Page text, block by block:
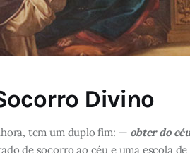
Divino
tem um duplo fim: — obter do
de socorro ao céu e uma escola